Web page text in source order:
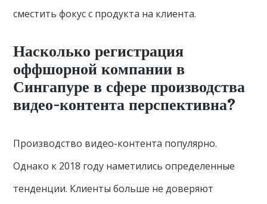
сместить фокус с продукта на клиента.
Насколько регистрация
оффшорной компании в
Сингапуре в сфере производства
видео-контента перспективна?
Производство видео-контента популярно.
Однако к 2018 году наметились определенные
тенденции. Клиенты больше не доверяют